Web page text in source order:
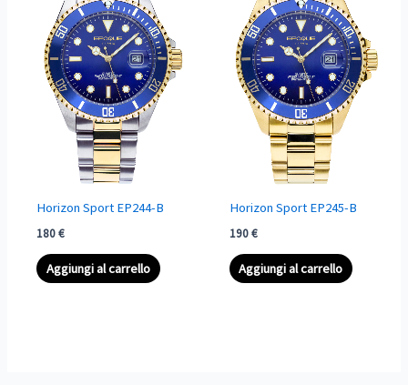
Horizon Sport EP244-B
180€
Aggiungi al carrello
Horizon Sport EP245-B
190€
Aggiungi al carrello